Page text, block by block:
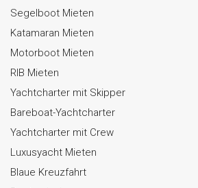
Segelboot Mieten
Katamaran Mieten
Motorboot Mieten
RIB Mieten
Yachtcharter mit Skipper
Bareboat-Yachtcharter
Yachtcharter mit Crew
Luxusyacht Mieten
Blaue Kreuzfahrt